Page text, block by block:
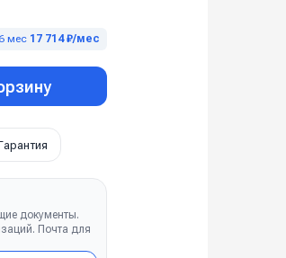
мес 17 714 ₽/мес
документы.
Почта для